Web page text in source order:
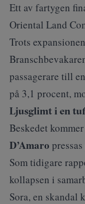
Ett av fartygen
Oriental Land
Trots
passagerare till
på 3,1 procent,
Ljusglimt i en
Beskedet
D’Amaro
Somtidigare
kollapsen i
Sora, en skandal